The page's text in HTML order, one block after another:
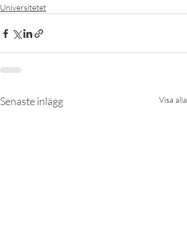
Universitetet
Senaste inlägg Visa alla